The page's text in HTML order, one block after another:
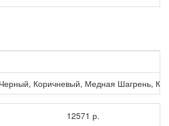
Коричневый, Медная Шагрень,
12571 р.